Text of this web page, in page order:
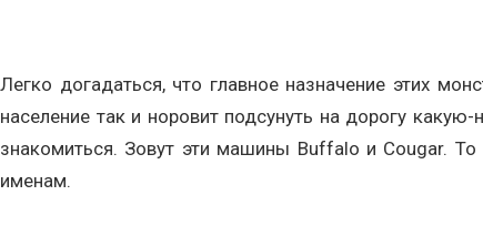
Легко догадаться, что главное назначение этих
население так и норовит подсунуть на дорогу
знакомиться. Зовут эти машины Buffalo и Cougar.
именам.